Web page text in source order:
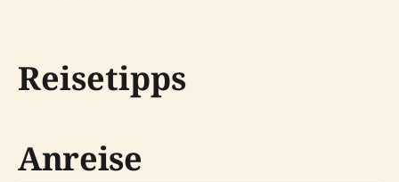
Reisetipps
Anreise